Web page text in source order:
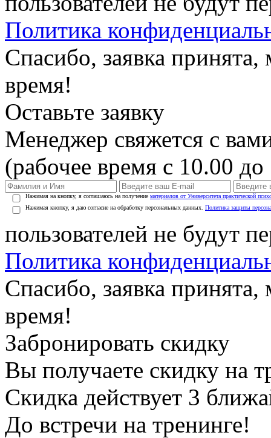
Политика
Спасибо, заявка
время!
Оставьте заявку
Менеджер свяжется с
(рабочее время с 10.00
Нажимая на кнопку, я соглашаюсь на получение материалов от Университета практической
Нажимая кнопку, я даю согласие на обработку персональных данных. Политика защиты
пользователей не будут
Политика
Спасибо, заявка
время!
Забронировать скидку
Вы получаете скидку на
Скидка действует 3
До встречи на тренинге!